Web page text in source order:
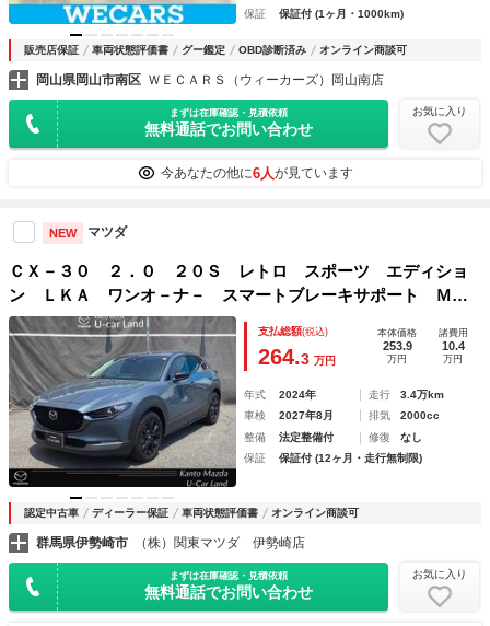
保証
保証付 (1ヶ月・1000km)
販売店保証 車両状態評価書 グー鑑定 OBD診断済み オンライン商談可
岡山県岡山市南区 ＷＥＣＡＲＳ（ウィーカーズ）岡山南店
まずは在庫確認・見積依頼
無料通話でお問い合わせ
お気に入り
今あなたの他に6人が見ています
NEW マツダ
ＣＸ－３０ ２．０ ２０Ｓ レトロ スポーツ エディショ
ン ＬＫＡ ワンオ－ナ－ スマートブレーキサポート ＭＲ
ＣＣ ＥＴＣ車載器 パワーシート フルセグ シ－トヒ－タ
－ スマ－トキ－ ドラレコ Ｒカメラ パーキングセンサ
ー ＬＥＤヘッドライト 横滑り防止
支払総額(税込)
264.3 万円
本体価格
253.9
万円
諸費用
10.4
万円
年式 2024年 走行
3.4万km
車検
2027年8月 排気
2000cc
整備
法定整備付 修復
なし
保証
保証付 (12ヶ月・走行無制限)
認定中古車 ディーラー保証 車両状態評価書 オンライン商談可
群馬県伊勢崎市 （株）関東マツダ 伊勢崎店
まずは在庫確認・見積依頼
無料通話でお問い合わせ
お気に入り